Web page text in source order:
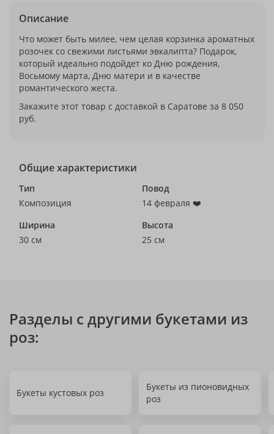
Описание
Что может быть милее, чем целая корзинка ароматных
розочек со свежими листьями эвкалипта? Подарок,
который идеально подойдет ко Дню рождения,
Восьмому марта, Дню матери и в качестве
романтического жеста.
Закажите этот товар с доставкой в Саратове за 8 050
руб.
Общие характеристики
Тип
Композиция
Повод
14 февраля ❤️
Ширина
30 см
Высота
25 см
Разделы с другими букетами из
роз:
Букеты кустовых роз
Букеты из пионовидных
роз